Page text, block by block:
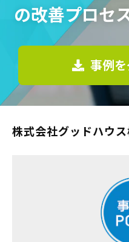
よく
の改善プロセ
事例
株式会社グッドハウ